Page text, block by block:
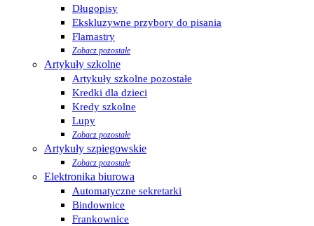
Długopisy
Ekskluzywne przybory do pisania
Flamastry
Zobacz pozostałe
Artykuły szkolne
Artykuły szkolne pozostałe
Kredki dla dzieci
Kredy szkolne
Lupy
Zobacz pozostałe
Artykuły szpiegowskie
Zobacz pozostałe
Elektronika biurowa
Automatyczne sekretarki
Bindownice
Frankownice